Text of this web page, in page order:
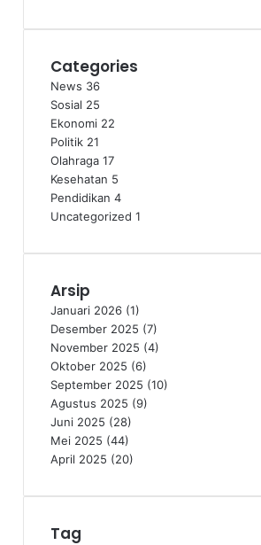
Categories
News 36
Sosial 25
Ekonomi 22
Politik 21
Olahraga 17
Kesehatan 5
Pendidikan 4
Uncategorized 1
Arsip
Januari 2026 (1)
Desember 2025 (7)
November 2025 (4)
Oktober 2025 (6)
September 2025 (10)
Agustus 2025 (9)
Juni 2025 (28)
Mei 2025 (44)
April 2025 (20)
Tag